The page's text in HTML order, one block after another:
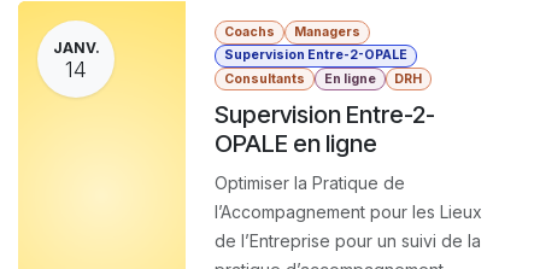
JANV.
14
Coachs
Managers
Supervision Entre-2-OPALE
Consultants
En ligne DRH
Supervision Entre-2-
OPALE en ligne
Optimiser la Pratique de
l’Accompagnement pour les Lieux
de l’Entreprise pour un suivi de la